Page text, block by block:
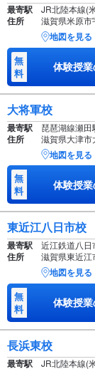
最寄駅 JR北陸本線(
住所 滋賀県米原
地図を見る
無
料
体験授
大将軍校
最寄駅 琵琶湖線瀬
住所 滋賀県大津
地図を見る
無
料
体験授
東近江八日市校
最寄駅 近江鉄道八
住所 滋賀県東近
地図を見る
無
料
体験授
長浜東校
最寄駅 JR北陸本線(